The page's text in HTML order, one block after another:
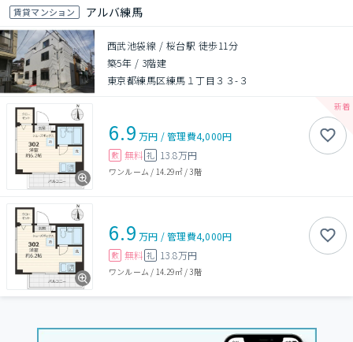
賃貸マンション アルバ練馬
西武池袋線 / 桜台駅 徒歩11分
築5年 / 3階建
東京都練馬区練馬１丁目３３-３
6.9 万円 /管理費4,000円
敷 無料 礼 13.8万円
ワンルーム / 14.29㎡/3階
6.9 万円 /管理費4,000円
敷 無料 礼 13.8万円
ワンルーム / 14.29㎡/3階